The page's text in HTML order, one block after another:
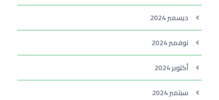
ديسمبر 2024
نوفمبر 2024
أكتوبر 2024
سبتمبر 2024